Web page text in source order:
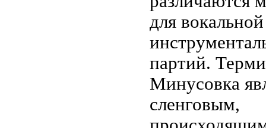
для
партий.
Минусовка
сленговым,